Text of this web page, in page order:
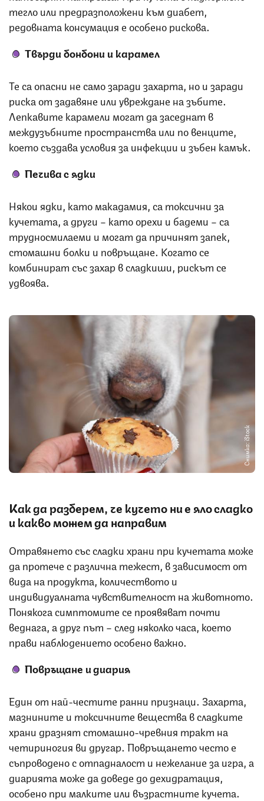
тегло или предразположени към диабет,
редовната консумация е особено рискова.
Твърди бонбони и карамел
Те са опасни не само заради захарта, но и заради
риска от задавяне или увреждане на зъбите.
Лепкавите карамели могат да заседнат в
междузъбните пространства или по венците,
което създава условия за инфекции и зъбен камък.
Печива с ядки
Някои ядки, като макадамия, са токсични за
кучетата, а други – като орехи и бадеми – са
трудносмилаеми и могат да причинят запек,
стомашни болки и повръщане. Когато се
комбинират със захар в сладкиши, рискът се
удвоява.
Снимка: iStock
Как да разберем, че кучето ни е яло сладко
и какво можем да направим
Отравянето със сладки храни при кучетата може
да протече с различна тежест, в зависимост от
вида на продукта, количеството и
индивидуалната чувствителност на животното.
Понякога симптомите се проявяват почти
веднага, а друг път – след няколко часа, което
прави наблюдението особено важно.
Повръщане и диария
Един от най-честите ранни признаци. Захарта,
мазнините и токсичните вещества в сладките
храни дразнят стомашно-чревния тракт на
четириногия ви другар. Повръщането често е
съпроводено с отпадналост и нежелание за игра, а
диарията може да доведе до дехидратация,
особено при малките или възрастните кучета.